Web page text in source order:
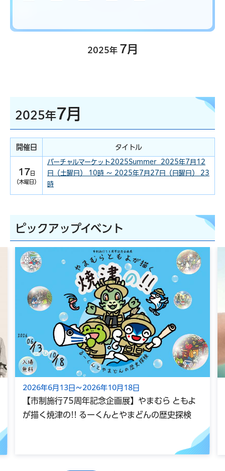
2025年 7月
2025年7月
開催日 タイトル
17 日
（木曜日）
バーチャルマーケット2025Summer 2025年7月12
日（土曜日） 10時 ～ 2025年7月27日（日曜日） 23
時
ピックアップイベント
ら ともよ
史探検
2026年8月6日
手話奉仕員養成講座【満員につき受付終了